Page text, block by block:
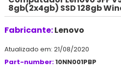
8gb(2x4gb) SSD 128gb
Fabricante:Lenovo
Atualizado em: 21/08/2020
Part-number:10NN001PBP